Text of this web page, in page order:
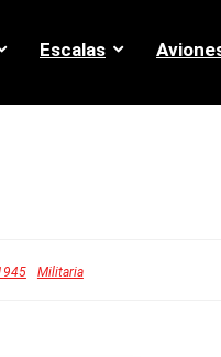
Escalas
Militaria